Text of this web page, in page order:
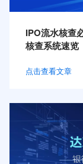
IPO流水核查
核查系统速览
点击查看文章